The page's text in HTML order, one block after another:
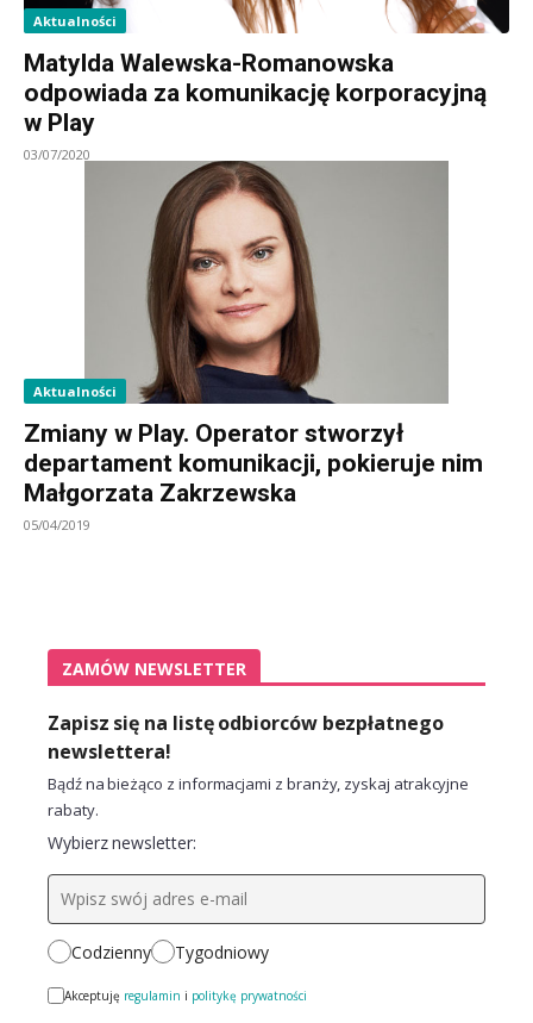
Aktualności
Matylda Walewska-Romanowska
odpowiada za komunikację korporacyjną
w Play
03/07/2020
Aktualności
Zmiany w Play. Operator stworzył
departament komunikacji, pokieruje nim
Małgorzata Zakrzewska
05/04/2019
ZAMÓW NEWSLETTER
Zapisz się na listę odbiorców bezpłatnego
newslettera!
Bądź na bieżąco z informacjami z branży, zyskaj atrakcyjne
rabaty.
Wybierz newsletter:
Codzienny Tygodniowy
Akceptuję regulamin i politykę prywatności